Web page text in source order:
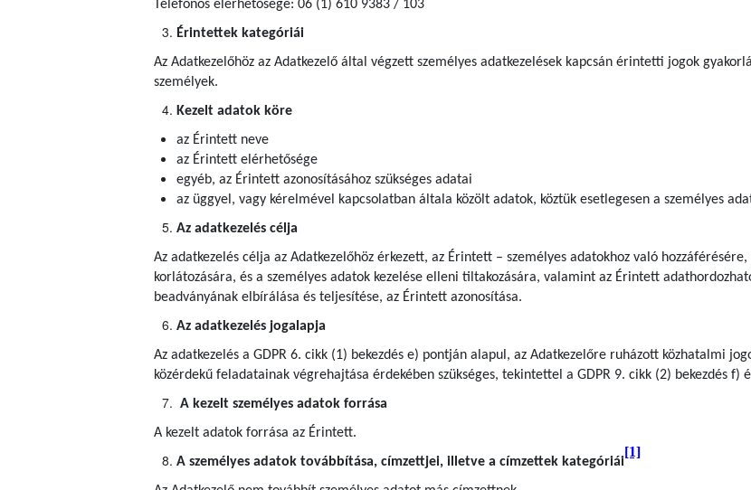
Telefonos elérhetősége: 06 (1) 610 9383 / 103
Érintettek kategóriái
Az Adatkezelőhöz az Adatkezelő által végzett személyes adatkezelések kapcsán érintetti jogok
személyek.
Kezelt adatok köre
az Érintett neve
az Érintett elérhetősége
egyéb, az Érintett azonosításához szükséges adatai
az üggyel, vagy kérelmével kapcsolatban általa közölt adatok, köztük esetlegesen a személyes
Az adatkezelés célja
Az adatkezelés célja az Adatkezelőhöz érkezett, az Érintett – személyes adatokhoz való
korlátozására, és a személyes adatok kezelése elleni tiltakozására, valamint az Érintett
beadványának elbírálása és teljesítése, az Érintett azonosítása.
Az adatkezelés jogalapja
Az adatkezelés a GDPR 6. cikk (1) bekezdés e) pontján alapul, az Adatkezelőre ruházott közhatalmi
közérdekű feladatainak végrehajtása érdekében szükséges, tekintettel a GDPR 9. cikk (2) bekezdés f)
A kezelt személyes adatok forrása
A kezelt adatok forrása az Érintett.
A személyes adatok továbbítása, címzettjei, illetve a címzettek kategóriái
[1]